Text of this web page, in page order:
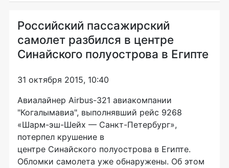
Российский пассажирский
самолет разбился в центре
Синайского полуострова в Египте
31 октября 2015, 10:40
Авиалайнер Airbus-321 авиакомпании
"Когалымавиа", выполнявший рейс 9268
«Шарм-эш-Шейх — Санкт-Петербург»,
потерпел крушение в
центре Синайского полуострова в Египте.
Обломки самолета уже обнаружены. Об этом